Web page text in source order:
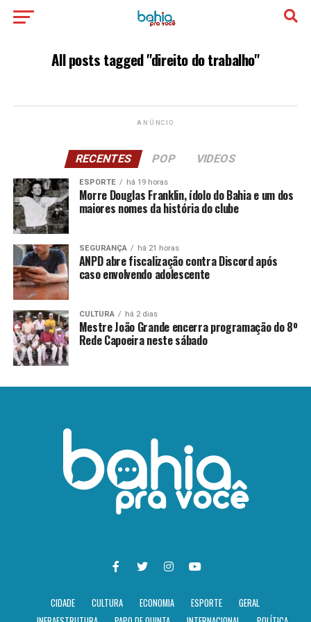
All posts tagged "direito do trabalho"
ANÚNCIO
RECENTES POP VIDEOS
ESPORTE há 19 horas
Morre Douglas Franklin, ídolo do Bahia e um dos
maiores nomes da história do clube
SEGURANÇA há 21 horas
ANPD abre fiscalização contra Discord após
caso envolvendo adolescente
CULTURA há 2 dias
Mestre João Grande encerra programação do 8º
Rede Capoeira neste sábado
CIDADE CULTURA ECONOMIA ESPORTE
GERAL